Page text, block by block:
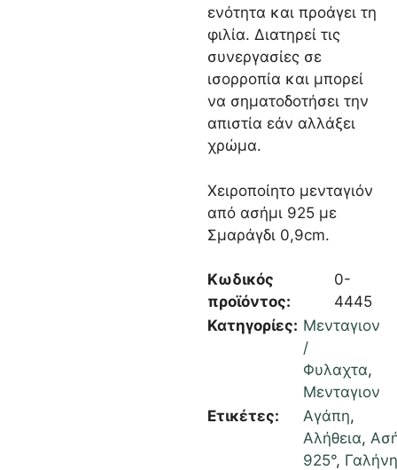
ενότητα και προάγει τη
φιλία. Διατηρεί τις
συνεργασίες σε
ισορροπία και μπορεί
να σηματοδοτήσει την
απιστία εάν αλλάξει
χρώμα.
Χειροποίητο μενταγιόν
από ασήμι 925 με
Σμαράγδι 0,9cm.
Κωδικός
προϊόντος:
0-
4445
Κατηγορίες: Μενταγιον
/
Φυλαχτα,
Μενταγιον
Ετικέτες:
Αγάπη,
Αλήθεια,
925°, Γαλήνη